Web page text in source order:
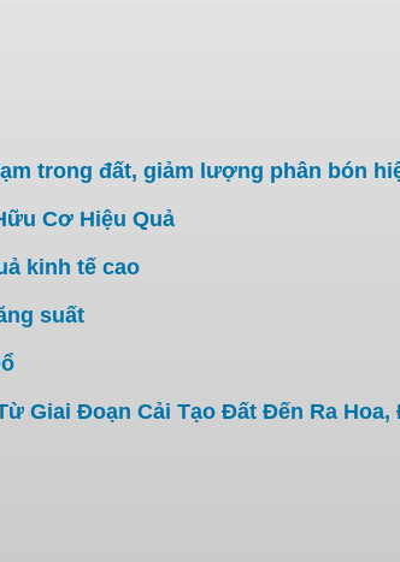
trong đất, giảm lượng phân bón
Cơ Hiệu Quả
kinh tế cao
suất
Giai Đoạn Cải Tạo Đất Đến Ra Hoa,